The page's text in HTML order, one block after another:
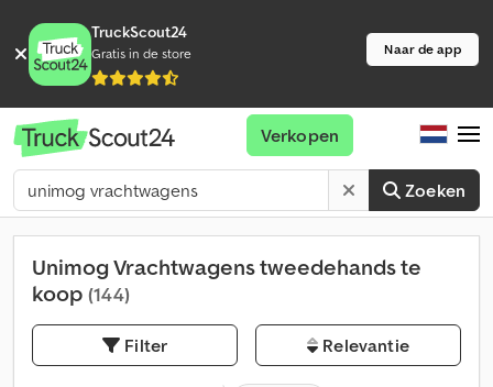
TruckScout24
Gratis in de store Naar de app
Zoeken
Verkopen
Unimog Vrachtwagens tweedehands te
koop (144)
Filter Relevantie